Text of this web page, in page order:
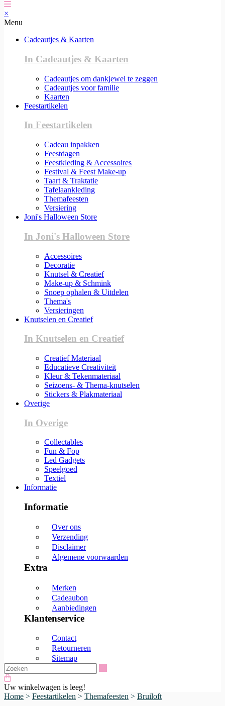
×
Menu
Cadeautjes & Kaarten
In Cadeautjes & Kaarten
Cadeautjes om dankjewel te zeggen
Cadeautjes voor familie
Kaarten
Feestartikelen
In Feestartikelen
Cadeau inpakken
Feestdagen
Feestkleding & Accessoires
Festival & Feest Make-up
Taart & Traktatie
Tafelaankleding
Themafeesten
Versiering
Joni's Halloween Store
In Joni's Halloween Store
Accessoires
Decoratie
Knutsel & Creatief
Make-up & Schmink
Snoep ophalen & Uitdelen
Thema's
Versieringen
Knutselen en Creatief
In Knutselen en Creatief
Creatief Materiaal
Educatieve Creativiteit
Kleur & Tekenmateriaal
Seizoens- & Thema-knutselen
Stickers & Plakmateriaal
Overige
In Overige
Collectables
Fun & Fop
Led Gadgets
Speelgoed
Textiel
Informatie
Informatie
Over ons
Verzending
Disclaimer
Algemene voorwaarden
Extra
Merken
Cadeaubon
Aanbiedingen
Klantenservice
Contact
Retourneren
Sitemap
Uw winkelwagen is leeg!
Home > Feestartikelen > Themafeesten > Bruiloft